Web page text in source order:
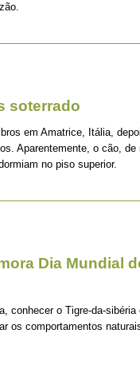
soterrado
em Amatrice, Itália,
Aparentemente, o cão,
no piso superior.
Dia Mundial
conhecer o Tigre-da-sibéria
os comportamentos